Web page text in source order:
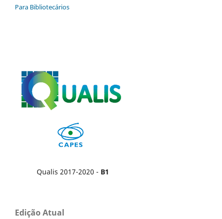
Para Bibliotecários
Qualis 2017-2020 - B1
Edição Atual